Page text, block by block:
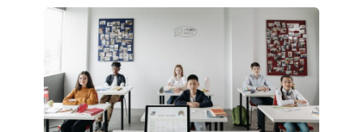
DEAL
VELOCITY
BY
MOST
—
МЕЖДУНАРОДНУЮ